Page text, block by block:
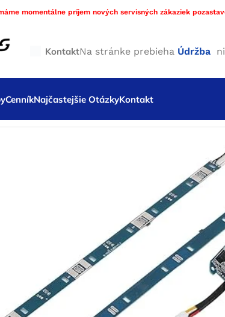
momentálne príjem nových servisných zákaziek
KontaktNa stránke prebieha Údržba
CenníkNajčastejšie OtázkyKontakt